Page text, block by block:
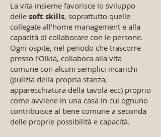
La vita insieme favorisce lo sviluppo
delle soft skills, soprattutto quelle
collegate all’home management e alla
capacità di collaborare con le persone.
Ogni ospite, nel periodo che trascorre
presso l’Oikia, collabora alla vita
comune con alcuni semplici incarichi
(pulizia della propria stanza,
apparecchiatura della tavola ecc) proprio
come avviene in una casa in cui ognuno
contribuisce al bene comune a seconda
delle proprie possibilità e capacità.